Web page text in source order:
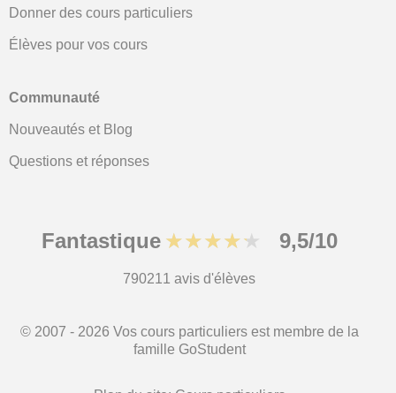
Donner des cours particuliers
Élèves pour vos cours
Communauté
Nouveautés et Blog
Questions et réponses
Fantastique ★★★★★ 9,5/10
790211 avis d'élèves
© 2007 - 2026 Vos cours particuliers est membre de la
famille GoStudent